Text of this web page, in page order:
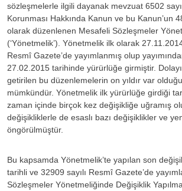
sözleşmelerle ilgili dayanak mevzuat 6502
Korunması Hakkında Kanun ve bu Kanun’un
olarak düzenlenen Mesafeli Sözleşmeler
(‘Yönetmelik’). Yönetmelik ilk olarak
Resmî Gazete’de yayımlanmış olup
27.02.2015 tarihinde yürürlüğe girmiştir.
getirilen bu düzenlemelerin on yıldır var
mümkündür. Yönetmelik ilk yürürlüğe girdiği
zaman içinde birçok kez değişikliğe uğramış
değişikliklerle de esaslı bazı değişiklikler ve
öngörülmüştür.
Bu kapsamda Yönetmelik’te yapılan son
tarihli ve 32909 sayılı Resmî Gazete’de
Sözleşmeler Yönetmeliğinde Değişiklik